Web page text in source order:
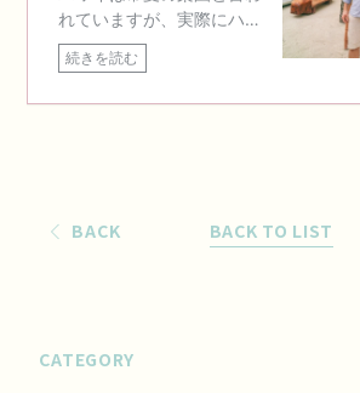
BACK BACK TO LIST
CATEGORY